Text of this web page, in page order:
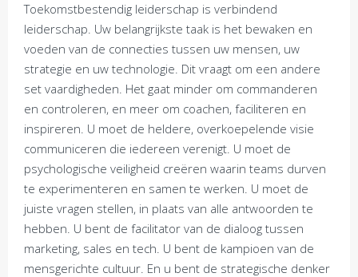
Toekomstbestendig leiderschap is verbindend
leiderschap. Uw belangrijkste taak is het bewaken en
voeden van de connecties tussen uw mensen, uw
strategie en uw technologie. Dit vraagt om een andere
set vaardigheden. Het gaat minder om commanderen
en controleren, en meer om coachen, faciliteren en
inspireren. U moet de heldere, overkoepelende visie
communiceren die iedereen verenigt. U moet de
psychologische veiligheid creëren waarin teams durven
te experimenteren en samen te werken. U moet de
juiste vragen stellen, in plaats van alle antwoorden te
hebben. U bent de facilitator van de dialoog tussen
marketing, sales en tech. U bent de kampioen van de
mensgerichte cultuur. En u bent de strategische denker